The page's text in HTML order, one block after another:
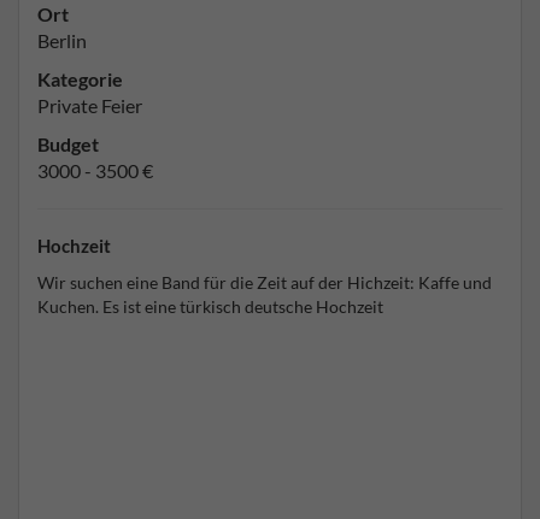
Ort
Berlin
Kategorie
Private Feier
Budget
3000 - 3500 €
Hochzeit
Wir suchen eine Band für die Zeit auf der Hichzeit: Kaffe und
Kuchen. Es ist eine türkisch deutsche Hochzeit